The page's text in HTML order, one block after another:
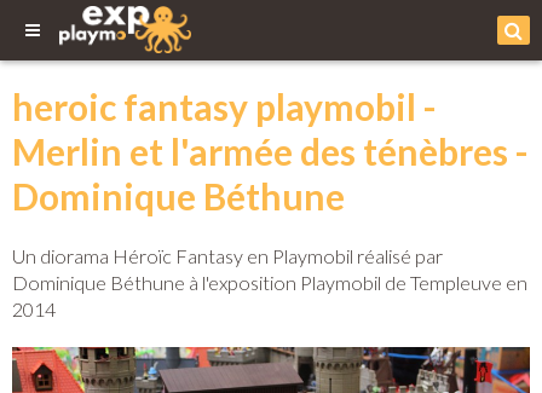
heroic fantasy playmobil -
Merlin et l'armée des ténèbres -
Dominique Béthune
Un diorama Héroïc Fantasy en Playmobil réalisé par
Dominique Béthune à l'exposition Playmobil de Templeuve en
2014